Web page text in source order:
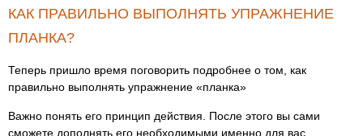
КАК ПРАВИЛЬНО ВЫПОЛНЯТЬ УПРАЖНЕНИЕ
ПЛАНКА?
Теперь пришло время поговорить подробнее о том, как
правильно выполнять упражнение «планка»
Важно понять его принцип действия. После этого вы сами
сможете дополнять его необходимыми именно для вас